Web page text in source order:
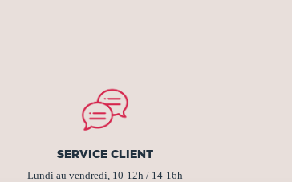
SERVICE CLIENT
Lundi au vendredi, 10-12h / 14-16h